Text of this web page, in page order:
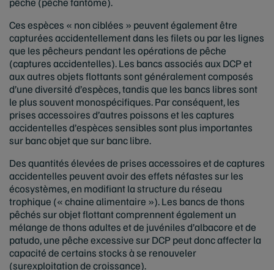
Ces espèces « non ciblées » peuvent également être
capturées accidentellement dans les filets ou par les lignes
que les pêcheurs pendant les opérations de pêche
(captures accidentelles). Les bancs associés aux DCP et
aux autres objets flottants sont généralement composés
d’une diversité d’espèces, tandis que les bancs libres sont
le plus souvent monospécifiques. Par conséquent, les
prises accessoires d’autres poissons et les captures
accidentelles d’espèces sensibles sont plus importantes
sur banc objet que sur banc libre.
Des quantités élevées de prises accessoires et de captures
accidentelles peuvent avoir des effets néfastes sur les
écosystèmes, en modifiant la structure du réseau
trophique (« chaine alimentaire »). Les bancs de thons
pêchés sur objet flottant comprennent également un
mélange de thons adultes et de juvéniles d’albacore et de
patudo, une pêche excessive sur DCP peut donc affecter la
capacité de certains stocks à se renouveler
(surexploitation de croissance).